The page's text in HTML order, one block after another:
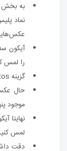
به بخش
نماد
آیکون
را لمس
گزینه Hide Photos را انتخاب کنید.
حال
موجود
نهایتا
لمس
دقت